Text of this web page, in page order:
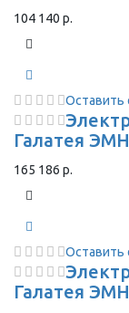
104 140 р.
Оставить
Галатея
165 186 р.
Оставить
Галатея